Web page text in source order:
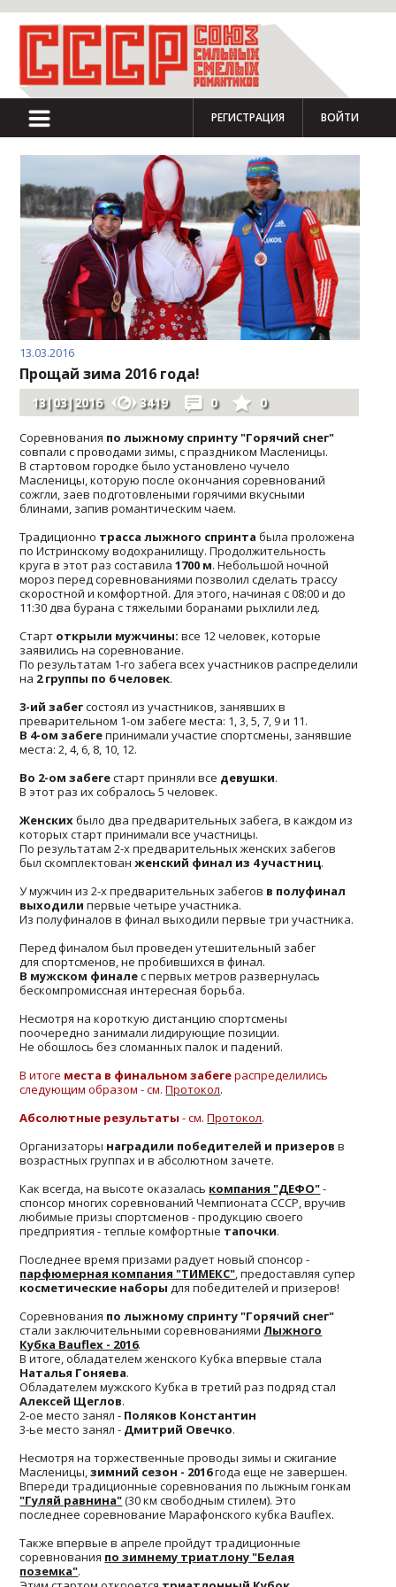
РЕГИСТРАЦИЯ ВОЙТИ
13.03.2016
Прощай зима 2016 года!
13|03|2016 3419 0 0
Соревнования по лыжному спринту "Горячий снег"
совпали с проводами зимы, с праздником Масленицы.
В стартовом городке было установлено чучело
Масленицы, которую после окончания соревнований
сожгли, заев подготовлеными горячими вкусными
блинами, запив романтическим чаем.
Традиционно трасса лыжного спринта была проложена
по Истринскому водохранилищу. Продолжительность
круга в этот раз составила1700 м. Небольшой ночной
мороз перед соревнованиями позволил сделать трассу
скоростной и комфортной. Для этого, начиная с 08:00 и до
11:30 два бурана с тяжелыми боранами рыхлили лед.
Старт открыли мужчины:все 12 человек, которые
заявились на соревнование.
По результатам 1-го забега всех участников распределили
на 2 группы по 6 человек.
3-ий забегсостоял из участников, занявших в
преварительном 1-ом забеге места: 1, 3, 5, 7, 9 и 11.
В 4-ом забегепринимали участие спортсмены, занявшие
места: 2, 4, 6, 8, 10, 12.
Во 2-ом забегестарт приняли все девушки.
В этот раз их собралось 5 человек.
Женскихбыло два предварительных забега, в каждом из
которых старт принимали все участницы.
По результатам 2-х предварительных женских забегов
был скомплектованженский финал из 4 участниц.
У мужчин из 2-х предварительных забегов в полуфинал
выходилипервые четыре участника.
Из полуфиналов в финал выходили первые три участника.
Перед финалом был проведен утешительный забег
для спортсменов, не пробившихся в финал.
В мужском финалес первых метров развернулась
бескомпромиссная интересная борьба.
Несмотря на короткую дистанцию спортсмены
поочередно занимали лидирующие позиции.
Не обошлось без сломанных палок и падений.
В итоге места в финальном забегераспределились
следующим образом - см.Протокол.
Абсолютные результаты - см.Протокол.
Организаторы наградили победителей и призеровв
возрастных группах и в абсолютном зачете.
Как всегда, на высоте оказалась компания "ДЕФО"-
спонсор многих соревнований Чемпионата СССР, вручив
любимые призы спортсменов - продукцию своего
предприятия - теплые комфортные тапочки.
Последнее время призами радует новый спонсор -
парфюмерная компания "ТИМЕКС", предоставляя супер
косметические наборы для победителей и призеров!
Соревнования по лыжному спринту "Горячий снег"
стали заключительными соревнованиямиЛыжного
Кубка Bauflex - 2016.
В итоге, обладателем женского Кубка впервые стала
Наталья Гоняева.
Обладателем мужского Кубка в третий раз подряд стал
Алексей Щеглов.
2-ое место занял - Поляков Константин
3-ье место занял - Дмитрий Овечко.
Несмотря на торжественные проводы зимы и сжигание
Масленицы,зимний сезон - 2016года еще не завершен.
Впереди традиционные соревнования по лыжным гонкам
"Гуляй равнина"(30 км свободным стилем). Это
последнее соревнование Марафонского кубка Bauflex.
Также впервые в апреле пройдут традиционные
соревнования по зимнему триатлону "Белая
поземка".